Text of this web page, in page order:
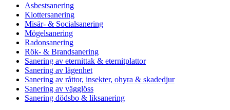
Asbestsanering
Klottersanering
Misär- & Socialsanering
Mögelsanering
Radonsanering
Rök- & Brandsanering
Sanering av eternittak & eternitplattor
Sanering av lägenhet
Sanering av råttor, insekter, ohyra & skadedjur
Sanering av vägglöss
Sanering dödsbo & liksanering